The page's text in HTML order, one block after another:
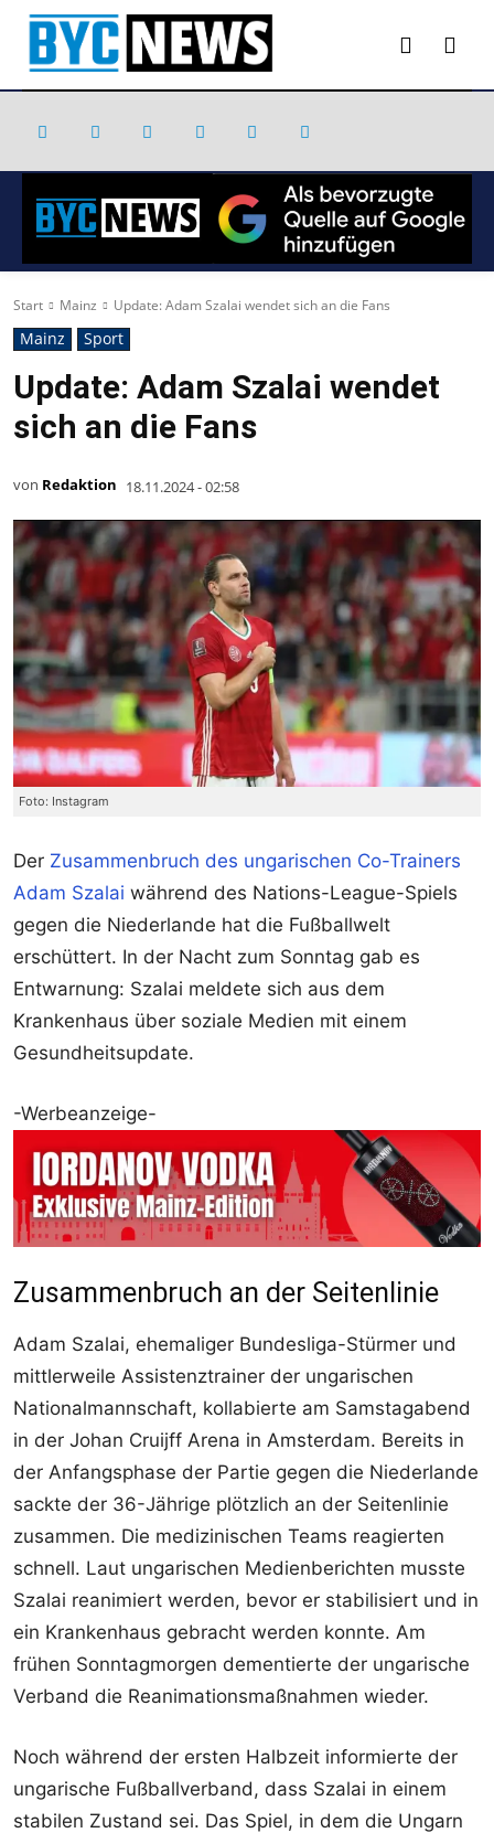
Start Mainz Update: Adam Szalai wendet sich an die Fans
Mainz Sport
Update: Adam Szalai wendet
sich an die Fans
von Redaktion 18.11.2024 - 02:58
Foto: Instagram
Der Zusammenbruch des ungarischen Co-Trainers
Adam Szalai während des Nations-League-Spiels
gegen die Niederlande hat die Fußballwelt
erschüttert. In der Nacht zum Sonntag gab es
Entwarnung: Szalai meldete sich aus dem
Krankenhaus über soziale Medien mit einem
Gesundheitsupdate.
-Werbeanzeige-
Zusammenbruch an der Seitenlinie
Adam Szalai, ehemaliger Bundesliga-Stürmer und
mittlerweile Assistenztrainer der ungarischen
Nationalmannschaft, kollabierte am Samstagabend
in der Johan Cruijff Arena in Amsterdam. Bereits in
der Anfangsphase der Partie gegen die Niederlande
sackte der 36-Jährige plötzlich an der Seitenlinie
zusammen. Die medizinischen Teams reagierten
schnell. Laut ungarischen Medienberichten musste
Szalai reanimiert werden, bevor er stabilisiert und in
ein Krankenhaus gebracht werden konnte. Am
frühen Sonntagmorgen dementierte der ungarische
Verband die Reanimationsmaßnahmen wieder.
Noch während der ersten Halbzeit informierte der
ungarische Fußballverband, dass Szalai in einem
stabilen Zustand sei. Das Spiel, in dem die Ungarn